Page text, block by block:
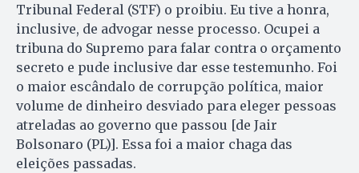
Tribunal Federal (STF) o proibiu. Eu tive a honra,
inclusive, de advogar nesse processo. Ocupei a
tribuna do Supremo para falar contra o orçamento
secreto e pude inclusive dar esse testemunho. Foi
o maior escândalo de corrupção política, maior
volume de dinheiro desviado para eleger pessoas
atreladas ao governo que passou [de Jair
Bolsonaro (PL)]. Essa foi a maior chaga das
eleições passadas.